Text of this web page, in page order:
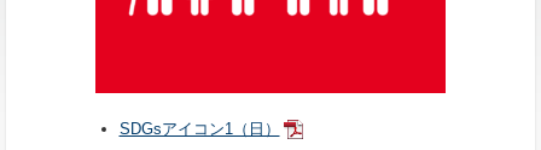
SDGsアイコン1（日）